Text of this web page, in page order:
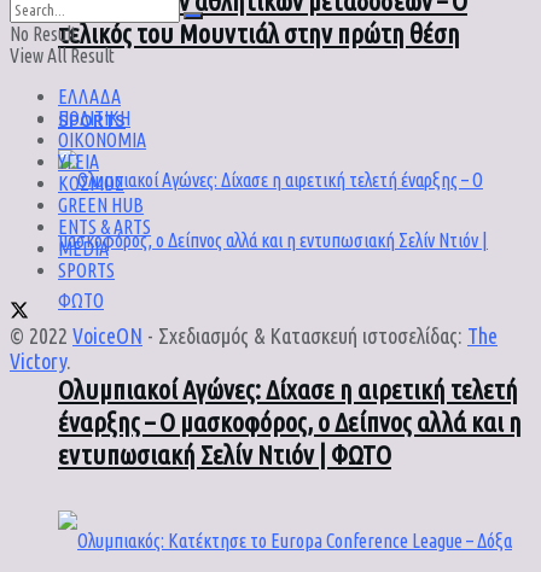
τελικός του Μουντιάλ στην πρώτη θέση
SPORTS
Ολυμπιακοί Αγώνες: Δίχασε η αιρετική τελετή
έναρξης – Ο μασκοφόρος, ο Δείπνος αλλά και η
εντυπωσιακή Σελίν Ντιόν | ΦΩΤΟ
No Result
View All Result
ΕΛΛΑΔΑ
ΠΟΛΙΤΙΚΗ
ΟΙΚΟΝΟΜΙΑ
ΥΓΕΙΑ
ΚΟΣΜΟΣ
GREEN HUB
ENTS & ARTS
MEDIA
SPORTS
© 2022 VoiceON - Σχεδιασμός & Κατασκευή ιστοσελίδας: The
Victory.